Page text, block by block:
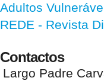
Adultos
REDE - Revista
Contactos
Largo Padre